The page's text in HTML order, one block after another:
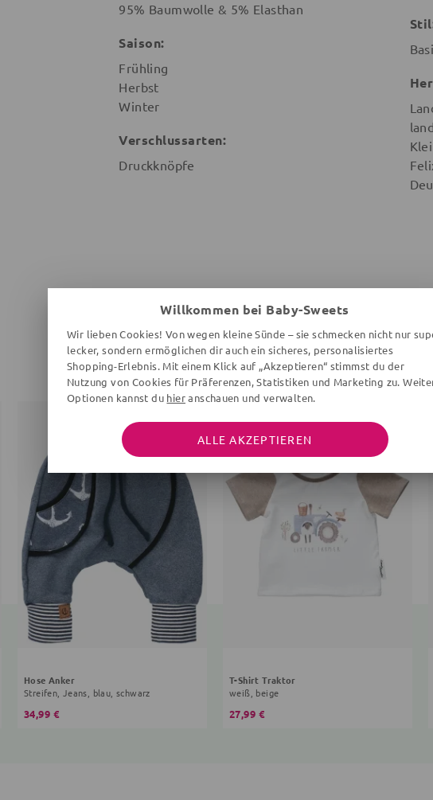
95% Baumwolle & 5% Elasthan
Saison:
Frühling
Herbst
Winter
Verschlussarten:
Druckknöpfe
WEITERE ARTIKEL DER MARKE
Hose Anker
Streifen, Jeans, blau, schwarz
34,99 €
T-Shirt Traktor
weiß, beige
27,99 €
Willkommen bei Baby-Sweets
Wir lieben Cookies! Von wegen kleine Sünde – sie schmecken nicht nur
lecker, sondern ermöglichen dir auch ein sicheres, personalisiertes
Shopping-Erlebnis. Mit einem Klick auf „Akzeptieren“ stimmst du der
Nutzung von Cookies für Präferenzen, Statistiken und Marketing zu.
Optionen kannst du hieranschauen und verwalten.
ALLE AKZEPTIEREN